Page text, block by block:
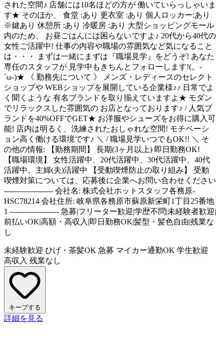
された空間♪ 店舗には10名ほどの方が 働いていらっしゃいま
す★ そのほか、 食堂 :あり 更衣室 :あり 個人ロッカー:あり
※鍵あり 休憩所 :あり 冷暖房 :あり 大型ショッピングモール
内のため、 お昼ごはんには困らないですよ♪ 20代から40代の
女性ご活躍中! 仕事の内容や職場の雰囲気など気になること
は・・・ まずは一緒にまずは『職場見学』をどうぞ! あなた
専任のスタッフが 見学中もきちんとフォローします!(。-
`ω-)★ 《 勤務先について 》 メンズ・レディースのセレクト
ショップや WEBショップを展開している企業様♪♪ 日常でよ
く聞くような 有名ブランドを取り揃えていますよ★ モダン
でリラックスした雰囲気の お店となっております♪ / 人気ブ
ランドを40%OFFでGET★ お洋服やシューズをお得に購入可
能! 店内は明るく、洗練されたおしゃれな空間! モチベーシ
ョン高く働ける環境です♪ ＼ / 職場見学いつでもOK!! ＼ そ
の他の情報: 【勤務期間】 長期(3ヶ月以上) 即日勤務OK!
【職場環境】 女性活躍中、20代活躍中、30代活躍中、40代
活躍中、主婦(夫)活躍中 【受動喫煙防止の取り組み】 受動
喫煙対策については、応募後に企業へお問い合わせください
-------------------- 会社名: 株式会社ホットスタッフ各務原-
HSC78214 会社住所: 岐阜県各務原市蘇原新栄町1丁目25番地
1 -------------------- 急募|フリーター歓迎|学歴不問|未経験者歓迎|
前払いOK|高額・高収入|即日勤務OK|髪型・髪色自由|残業な
し
未経験歓迎 ひげ・茶髪OK 急募 マイカー通勤OK 学生歓迎
高収入 残業なし
キープする
詳細を見る